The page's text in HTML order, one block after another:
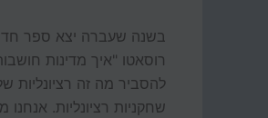
בשנה שעברה יצא ספר
רוסאטו "איך מדינות
להסביר מה זה רציונליות
שחקניות רציונליות. אנחנו